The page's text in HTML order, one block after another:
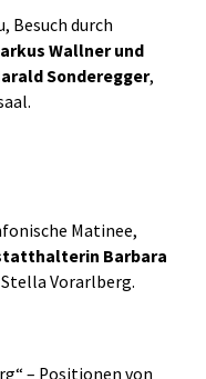
Besuch durch
Wallner und
Sonderegger,
Matinee,
Barbara
Vorarlberg.
– Positionen von